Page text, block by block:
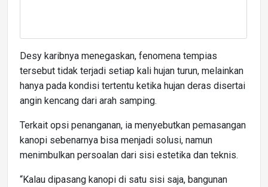
Desy karibnya menegaskan, fenomena tempias
tersebut tidak terjadi setiap kali hujan turun, melainkan
hanya pada kondisi tertentu ketika hujan deras disertai
angin kencang dari arah samping.
Terkait opsi penanganan, ia menyebutkan pemasangan
kanopi sebenarnya bisa menjadi solusi, namun
menimbulkan persoalan dari sisi estetika dan teknis.
“Kalau dipasang kanopi di satu sisi saja, bangunan